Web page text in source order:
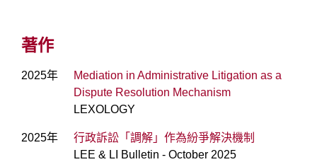
著作
2025年
Mediation in Administrative Litigation as a
Dispute Resolution Mechanism
LEXOLOGY
2025年
行政訴訟「調解」作為紛爭解決機制
LEE & LI Bulletin - October 2025